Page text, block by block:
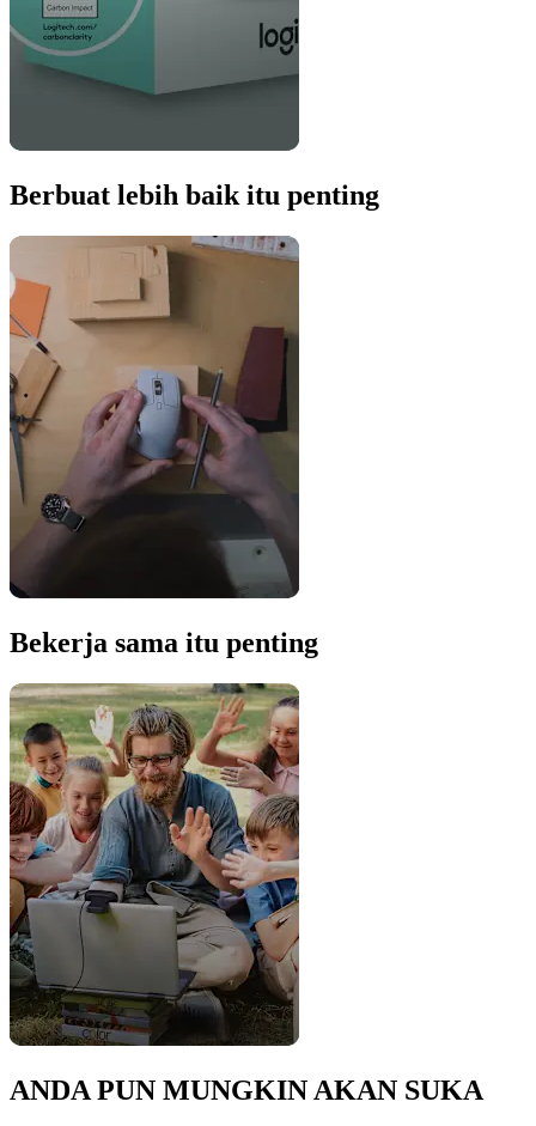
Berbuat lebih baik itu penting
Bekerja sama itu penting
ANDA PUN MUNGKIN AKAN SUKA